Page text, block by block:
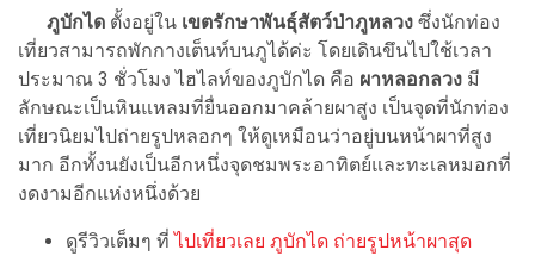
ภูบักได ตั้งอยู่ใน เขตรักษาพันธุ์สัตว์ป่าภูหลวง ซึ่งนักท่อง
เที่ยวสามารถพักกางเต็นท์บนภูได้ค่ะ โดยเดินขึนไปใช้เวลา
ประมาณ 3 ชั่วโมง ไฮไลท์ของภูบักได คือ ผาหลอกลวง มี
ลักษณะเป็นหินแหลมที่ยื่นออกมาคล้ายผาสูง เป็นจุดที่นักท่อง
เที่ยวนิยมไปถ่ายรูปหลอกๆ ให้ดูเหมือนว่าอยู่บนหน้าผาที่สูง
มาก อีกทั้งนยังเป็นอีกหนึ่งจุดชมพระอาทิตย์และทะเลหมอกที่
งดงามอีกแห่งหนึ่งด้วย
ดูรีวิวเต็มๆ ที่ไปเที่ยวเลย ภูบักได ถ่ายรูปหน้าผาสุด